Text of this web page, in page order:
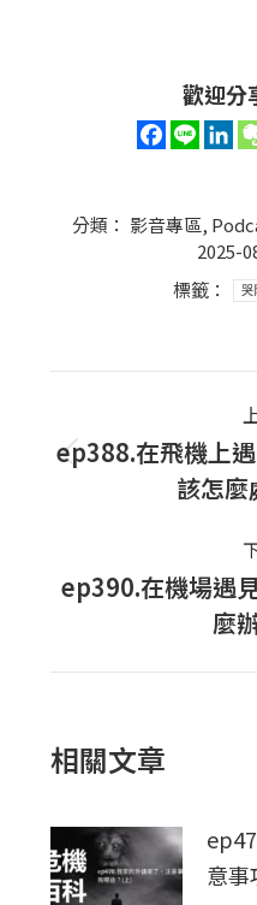
歡迎分
分類： 影音專區,
2025-
標籤：
哭
ep388.在飛機上
該怎
ep390.在機場遇
麼
相關文章
意事